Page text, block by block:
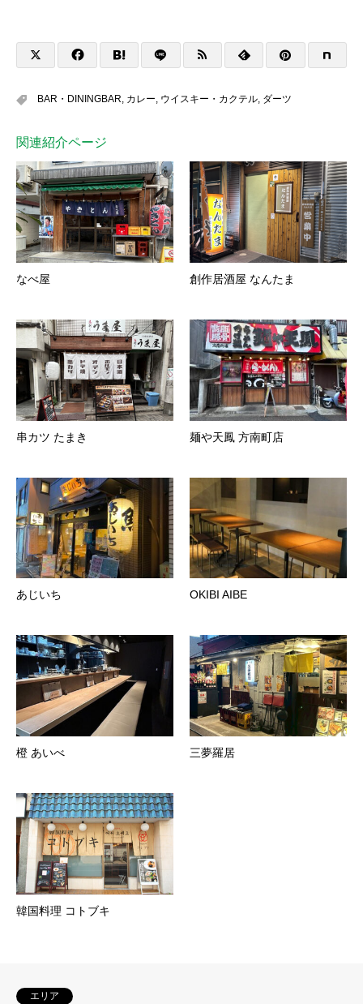
BAR・DININGBAR, カレー, ウイスキー・カクテル, ダーツ
関連紹介ページ
なべ屋 創作居酒屋 なんたま
串カツ たまき 麺や天鳳 方南町店
あじいち OKIBI AIBE
橙 あいべ 三夢羅居
韓国料理 コトブキ
エリア